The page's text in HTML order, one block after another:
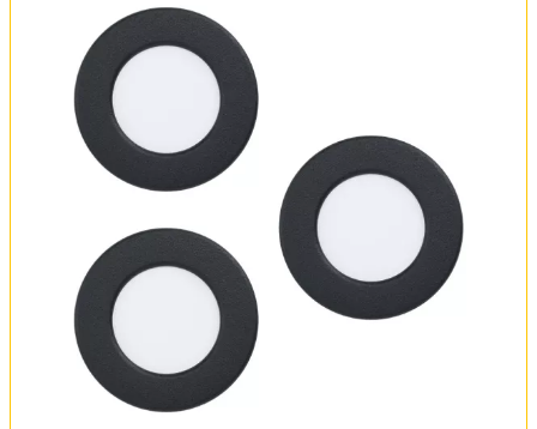
Комплект лампочек
Вся коллекция
Оплата и доставка
Обмен и возврат
Установка
FAQ
Отзывы